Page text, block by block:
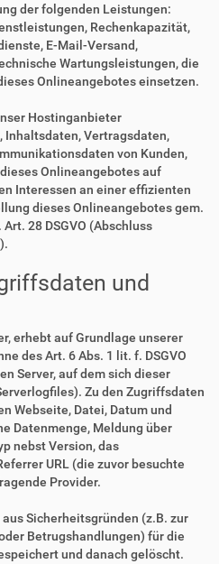
der folgenden Leistungen:
Rechenkapazität,
E-Mail-Versand,
Wartungsleistungen, die
Onlineangebotes einsetzen.
Hostinganbieter
Inhaltsdaten, Vertragsdaten,
von Kunden,
Onlineangebotes auf
Interessen an einer effizienten
dieses Onlineangebotes gem.
28 DSGVO (Abschluss
und
erhebt auf Grundlage unserer
des Art. 6 Abs. 1 lit. f. DSGVO
Server, auf dem sich dieser
Zu den Zugriffsdaten
Webseite, Datei, Datum und
Datenmenge, Meldung über
nebst Version, das
URL (die zuvor besuchte
Provider.
Sicherheitsgründen (z.B. zur
Betrugshandlungen) für die
und danach gelöscht.